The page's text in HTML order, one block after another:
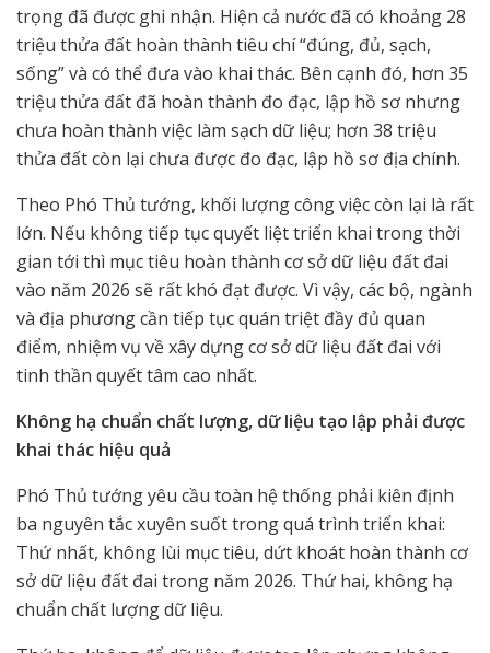
trọng đã được ghi nhận. Hiện cả nước đã có khoảng 28
triệu thửa đất hoàn thành tiêu chí “đúng, đủ, sạch,
sống” và có thể đưa vào khai thác. Bên cạnh đó, hơn 35
triệu thửa đất đã hoàn thành đo đạc, lập hồ sơ nhưng
chưa hoàn thành việc làm sạch dữ liệu; hơn 38 triệu
thửa đất còn lại chưa được đo đạc, lập hồ sơ địa chính.
Theo Phó Thủ tướng, khối lượng công việc còn lại là rất
lớn. Nếu không tiếp tục quyết liệt triển khai trong thời
gian tới thì mục tiêu hoàn thành cơ sở dữ liệu đất đai
vào năm 2026 sẽ rất khó đạt được. Vì vậy, các bộ, ngành
và địa phương cần tiếp tục quán triệt đầy đủ quan
điểm, nhiệm vụ về xây dựng cơ sở dữ liệu đất đai với
tinh thần quyết tâm cao nhất.
Không hạ chuẩn chất lượng, dữ liệu tạo lập phải được
khai thác hiệu quả
Phó Thủ tướng yêu cầu toàn hệ thống phải kiên định
ba nguyên tắc xuyên suốt trong quá trình triển khai:
Thứ nhất, không lùi mục tiêu, dứt khoát hoàn thành cơ
sở dữ liệu đất đai trong năm 2026. Thứ hai, không hạ
chuẩn chất lượng dữ liệu.